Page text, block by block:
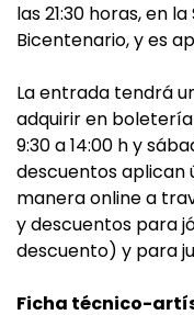
las 21:30 horas, en
Bicentenario, y es
La entrada tendrá
adquirir en
9:30 a 14:00 h y
descuentos
manera online a
y descuentos para
descuento) y para
Ficha técnico-